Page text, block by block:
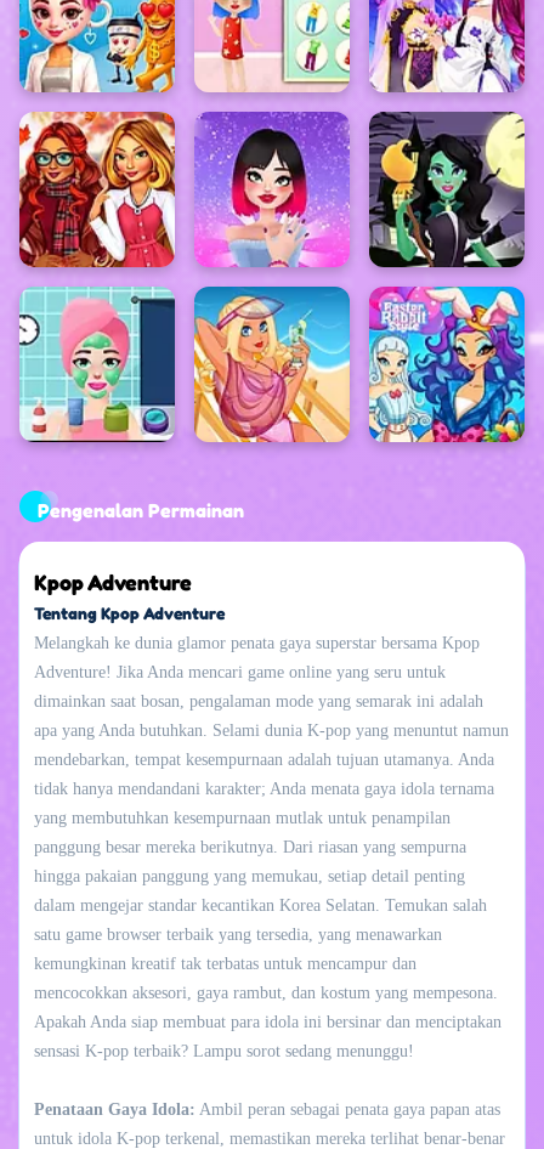
Pengenalan Permainan
Kpop Adventure
Tentang Kpop Adventure
Melangkah ke dunia glamor penata gaya superstar bersama Kpop
Adventure! Jika Anda mencari game online yang seru untuk
dimainkan saat bosan, pengalaman mode yang semarak ini adalah
apa yang Anda butuhkan. Selami dunia K-pop yang menuntut namun
mendebarkan, tempat kesempurnaan adalah tujuan utamanya. Anda
tidak hanya mendandani karakter; Anda menata gaya idola ternama
yang membutuhkan kesempurnaan mutlak untuk penampilan
panggung besar mereka berikutnya. Dari riasan yang sempurna
hingga pakaian panggung yang memukau, setiap detail penting
dalam mengejar standar kecantikan Korea Selatan. Temukan salah
satu game browser terbaik yang tersedia, yang menawarkan
kemungkinan kreatif tak terbatas untuk mencampur dan
mencocokkan aksesori, gaya rambut, dan kostum yang mempesona.
Apakah Anda siap membuat para idola ini bersinar dan menciptakan
sensasi K-pop terbaik? Lampu sorot sedang menunggu!
Penataan Gaya Idola: Ambil peran sebagai penata gaya papan atas
untuk idola K-pop terkenal, memastikan mereka terlihat benar-benar